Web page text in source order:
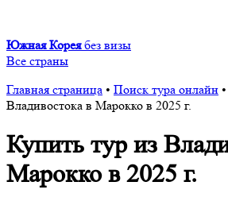
Южная Корея без визы
Все страны
Главная страница • Поиск тура онлайн •
Владивостока в Марокко в 2025 г.
Купить тур из
Марокко в 2025 г.